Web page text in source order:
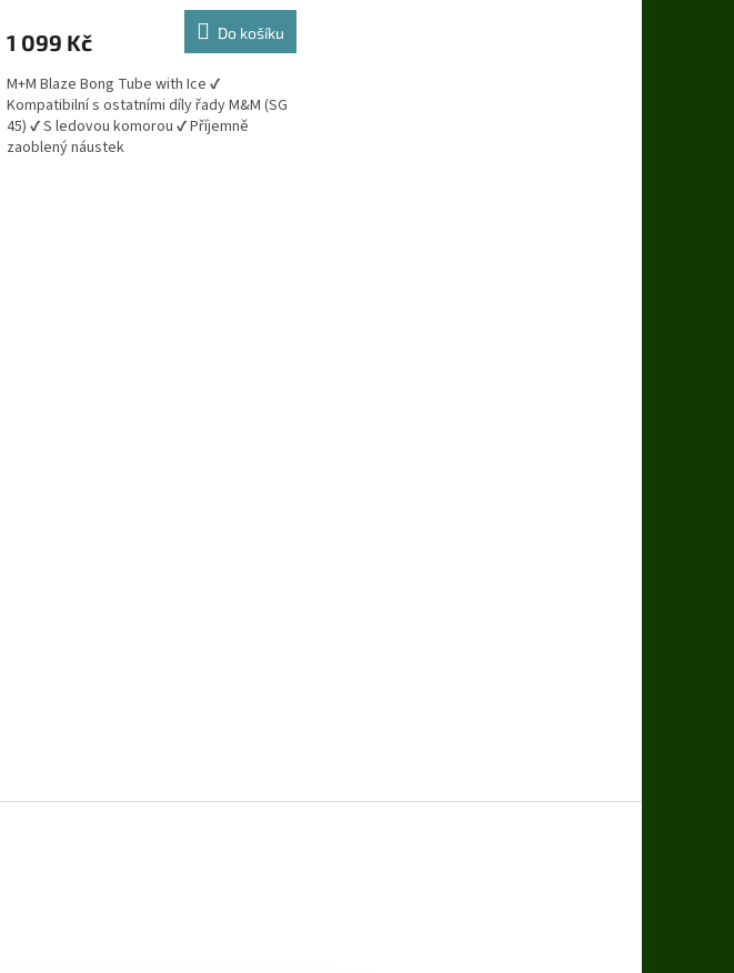
1 099 Kč Do košíku
M+M Blaze Bong Tube with Ice ✔️
Kompatibilní s ostatními díly řady M&M (SG
45) ✔️ S ledovou komorou ✔️ Příjemně
zaoblený náustek